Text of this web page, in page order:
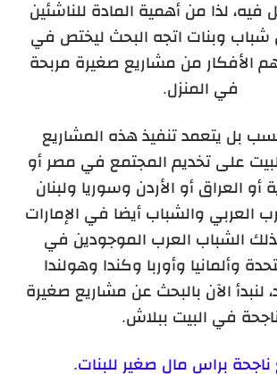
لذا من أهمية المادة للناشئين
شباب وبنات اتجه البحث ليختص في
الأفكار من مشاريع صغيرة مربحة
في المنزل.
بل يتعمد تنفيذ هذه المشاريع
على تخديم المجتمع في مصر أو
العراق أو الأردن وسوريا ولبنان
العربي والشباب أيضا في الإمارات
الشباب العرب الموجودين في
وألمانيا وأوربا وكندا وهولندا
لنبدأ الآن بالبحث عن مشاريع صغيرة
في البيت ببلاش.
براس مال صغير للبنات.